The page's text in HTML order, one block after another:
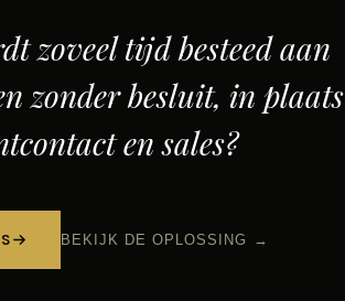
zoveel tijd besteed aan
zonder besluit, in plaats
en sales?
BEKIJK DE OPLOSSING →